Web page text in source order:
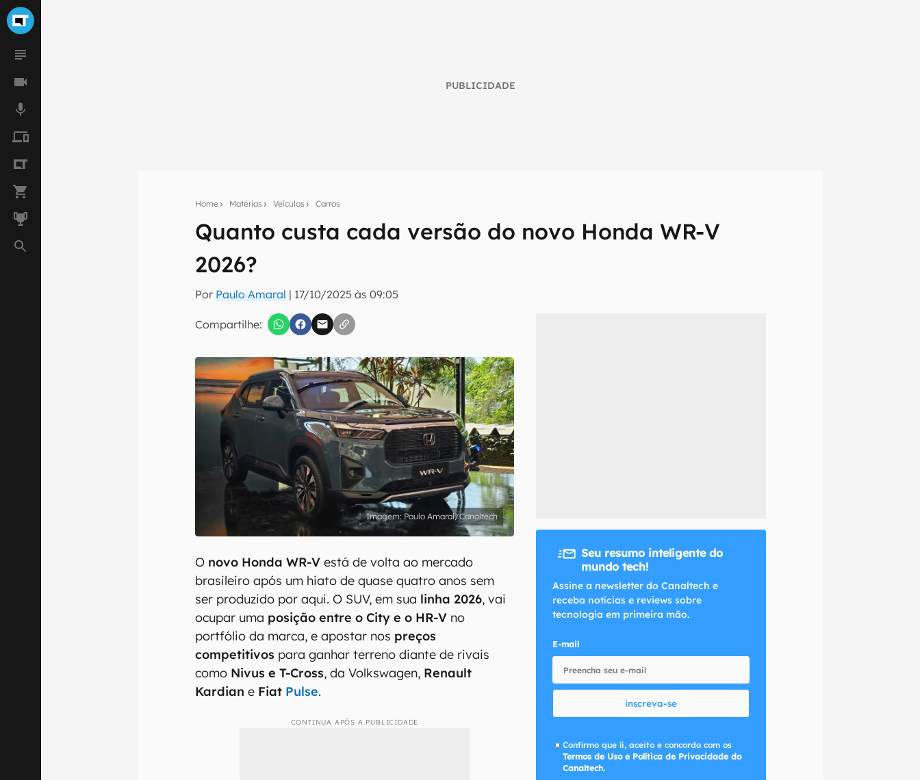
PUBLICIDADE
Home Matérias Veículos Carros
Quanto custa cada versão do novo Honda WR-V
2026?
Por Paulo Amaral | 17/10/2025 às 09:05
Compartilhe:
Assine a newsletter do Canaltech e receba notícias e reviews sobre tecnologia em primeira
inscreva-se
Confirmo que li, aceito e concordo com os Termos de Uso e Política de Privacidade do Canaltech.
Paulo Amaral/Canaltech
O novo Honda WR-V está de volta ao mercado
brasileiro após um hiato de quase quatro anos sem
ser produzido por aqui. O SUV, em sua linha 2026, vai
ocupar uma posição entre o City e o HR-V no
portfólio da marca, e apostar nos preços
competitivos para ganhar terreno diante de rivais
como Nivus e T-Cross, da Volkswagen, Renault
Kardian e Fiat Pulse.
CONTINUA APÓS A PUBLICIDADE
Seu resumo inteligente do
mundo tech!
Assine a newsletter do Canaltech e
receba notícias e reviews sobre
tecnologia em primeira mão.
E-mail
inscreva-se
Confirmo que li, aceito e concordo com os
Termos de Uso e Política de Privacidade do
Canaltech.